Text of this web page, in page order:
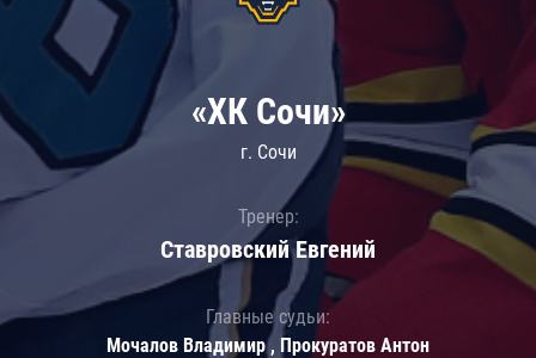
«ХК Сочи»
г. Сочи
Тренер:
Ставровский Евгений
Главные судьи:
Мочалов Владимир , Прокуратов Антон